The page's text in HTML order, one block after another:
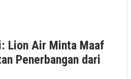
Lion Air Minta Maaf
Penerbangan dari